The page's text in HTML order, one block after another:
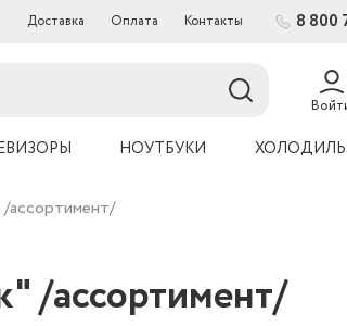
Доставка Оплата Контакты 8 800
НОУТБУКИ
ассортимент/
/ассортимент/